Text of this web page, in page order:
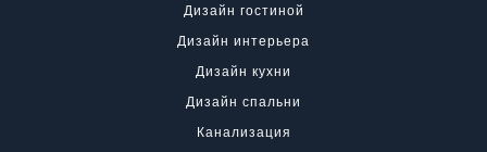
Дизайн гостиной
Дизайн интерьера
Дизайн кухни
Дизайн спальни
Канализация